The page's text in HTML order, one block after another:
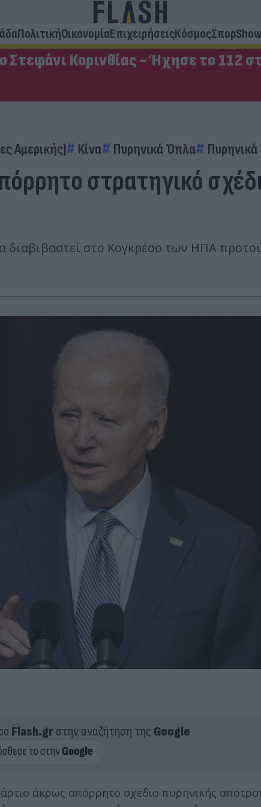
ΠολιτικήΟικονομίαΕπιχειρήσειςΚόσμοςΣπορ
Στεφάνι Κορινθίας - Ήχησε το 112
Αμερικής) Κίνα Πυρηνικά Όπλα
στρατηγικό
διαβιβαστεί στο Κογκρέσο των ΗΠΑ
Flash.grστην αναζήτηση της Google
άκρως απόρρητο σχέδιο πυρηνικής